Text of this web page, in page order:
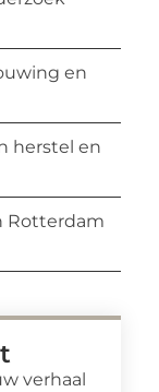
en
herstel en
Rotterdam
verhaal